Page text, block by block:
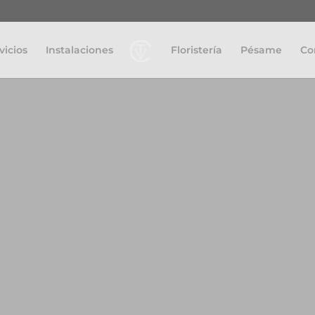
Instalaciones Floristería Pésame